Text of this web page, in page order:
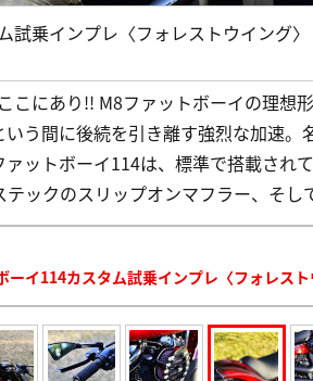
乗インプレ〈フォレストウイング〉
こにあり!! M8ファットボーイの理想
う間に後続を引き離す強烈な加速。
ァットボーイ114は、標準で搭載され
ックのスリップオンマフラー、そ
イ114カスタム試乗インプレ〈フォレスト